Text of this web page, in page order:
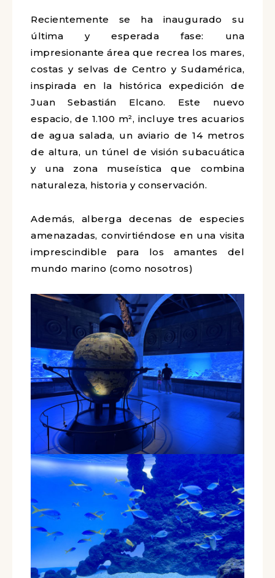
Recientemente se ha inaugurado su
última y esperada fase: una
impresionante área que recrea los mares,
costas y selvas de Centro y Sudamérica,
inspirada en la histórica expedición de
Juan Sebastián Elcano. Este nuevo
espacio, de 1.100 m², incluye tres acuarios
de agua salada, un aviario de 14 metros
de altura, un túnel de visión subacuática
y una zona museística que combina
naturaleza, historia y conservación.
Además, alberga decenas de especies
amenazadas, convirtiéndose en una visita
imprescindible para los amantes del
mundo marino (como nosotros)